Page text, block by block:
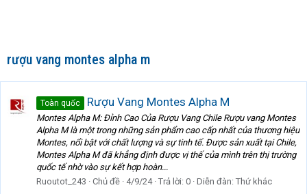
rượu vang montes alpha m
Toàn quốc Rượu Vang Montes Alpha M
Montes Alpha M: Đỉnh Cao Của Rượu Vang Chile Rượu vang Montes
Alpha M là một trong những sản phẩm cao cấp nhất của thương hiệu
Montes, nổi bật với chất lượng và sự tinh tế. Được sản xuất tại Chile,
Montes Alpha M đã khẳng định được vị thế của mình trên thị trường
quốc tế nhờ vào sự kết hợp hoàn...
Ruoutot_243
Chủ đề 4/9/24 Trả lời: 0 Diễn đàn: Thứ khác